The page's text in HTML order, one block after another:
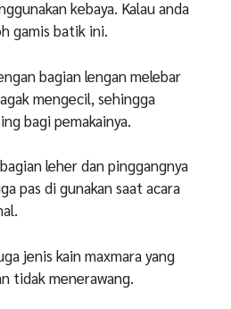
kebaya. Kalau anda
gamis batik ini.
bagian lengan melebar
mengecil, sehingga
bagi pemakainya.
leher dan pinggangnya
pas di gunakan saat acara
jenis kain maxmara yang
tidak menerawang.